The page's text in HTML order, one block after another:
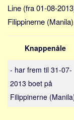
Tyrkiet
Spanien
Norge
Thailand
Italien
Line (fra 01-08-
Filippinerne
Knappenåle
- har frem til 31-07-
2013 boet på
Filippinerne